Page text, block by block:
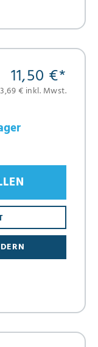
11,50 €*
€ inkl. Mwst.